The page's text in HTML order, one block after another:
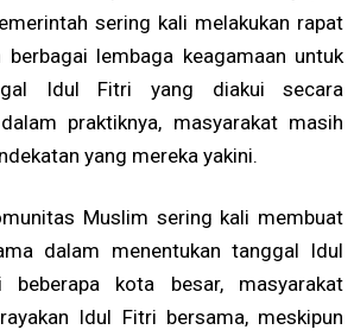
sering kali melakukan rapat
berbagai lembaga keagamaan untuk
Idul Fitri yang diakui secara
praktiknya, masyarakat masih
yang mereka yakini.
Muslim sering kali membuat
dalam menentukan tanggal Idul
beberapa kota besar, masyarakat
Idul Fitri bersama, meskipun